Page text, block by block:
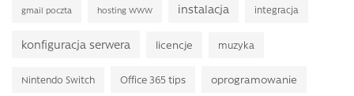
gmail poczta hosting WWW instalacja integracja
konfiguracja serwera licencje muzyka
Nintendo Switch Office 365 tips oprogramowanie